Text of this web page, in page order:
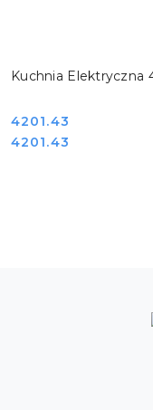
Kuchnia Elektryczna
Cena:
4201.43
Cena:
4201.43